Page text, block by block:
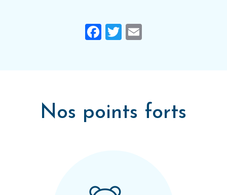
Facebook
Twitter
Nos points forts